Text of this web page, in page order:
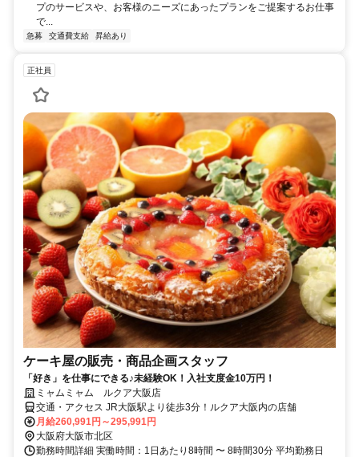
プのサービスや、お客様のニーズにあったプランをご提案するお仕事
で...
急募 交通費支給 昇給あり
正社員
ケーキ屋の販売・商品企画スタッフ
「好き」を仕事にできる♪未経験OK！入社支度金10万円！
ミャムミャム ルクア大阪店
交通・アクセス JR大阪駅より徒歩3分！ルクア大阪内の店舗
月給260,991円～295,991円
大阪府大阪市北区
勤務時間詳細 実働時間：1日あたり8時間 〜 8時間30分 平均勤務日